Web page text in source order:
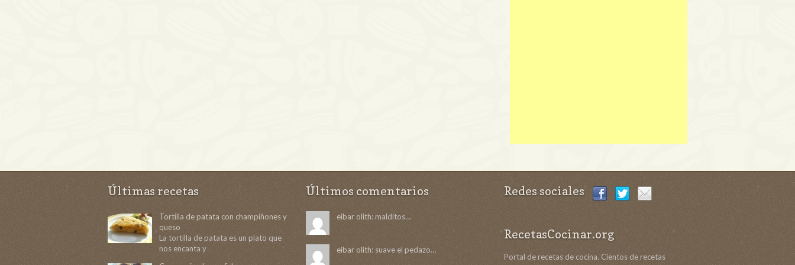
Últimas recetas
Tortilla de patata con champiñones y
queso
La tortilla de patata es un plato que
nos encanta y
Últimos comentarios
eibar olith:malditos…
eibar olith: suave el pedazo…
Redes sociales
RecetasCocinar.org
Portal de recetas de cocina. Cientos de recetas